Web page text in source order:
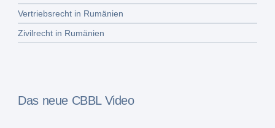
Vertriebsrecht in Rumänien
Zivilrecht in Rumänien
Das neue CBBL Video